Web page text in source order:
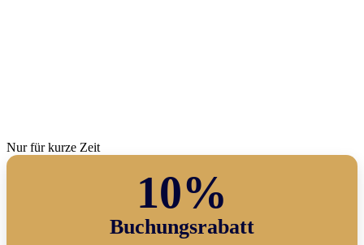
Nur für kurze Zeit
10%
Buchungsrabatt